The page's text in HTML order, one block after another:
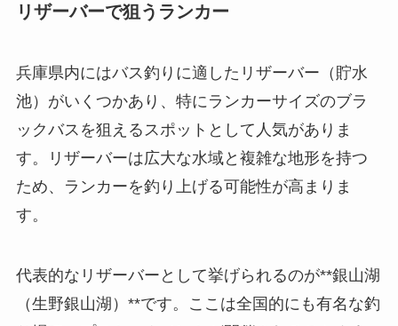
リザーバーで狙うランカー
兵庫県内にはバス釣りに適したリザーバー（貯水
池）がいくつかあり、特にランカーサイズのブラ
ックバスを狙えるスポットとして人気がありま
す。リザーバーは広大な水域と複雑な地形を持つ
ため、ランカーを釣り上げる可能性が高まりま
す。
代表的なリザーバーとして挙げられるのが**銀山湖
（生野銀山湖）**です。ここは全国的にも有名な釣